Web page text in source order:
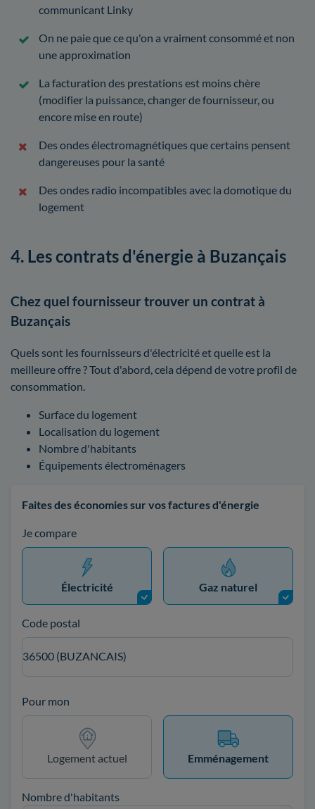
communicant Linky
On ne paie que ce qu'on a vraiment consommé et non
une approximation
La facturation des prestations est moins chère
(modifier la puissance, changer de fournisseur, ou
encore mise en route)
Des ondes électromagnétiques que certains pensent
dangereuses pour la santé
Des ondes radio incompatibles avec la domotique du
logement
4. Les contrats d'énergie à Buzançais
Chez quel fournisseur trouver un contrat à
Buzançais
Quels sont les fournisseurs d'électricité et quelle est la
meilleure offre ? Tout d'abord, cela dépend de votre profil de
consommation.
Surface du logement
Localisation du logement
Nombre d'habitants
Équipements électroménagers
Faites des économies sur vos factures d'énergie
Je compare
Électricité Gaz naturel
Code postal
36500 (BUZANCAIS)
Pour mon
Logement actuel Emménagement
Nombre d'habitants